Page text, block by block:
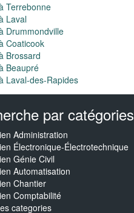
Terrebonne
Laval
Drummondville
Coaticook
Brossard
Beaupré
Laval-des-Rapides
par catégories
Administration
Électronique-Électrotechnique
Génie Civil
Automatisation
Chantier
Comptabilité
categories